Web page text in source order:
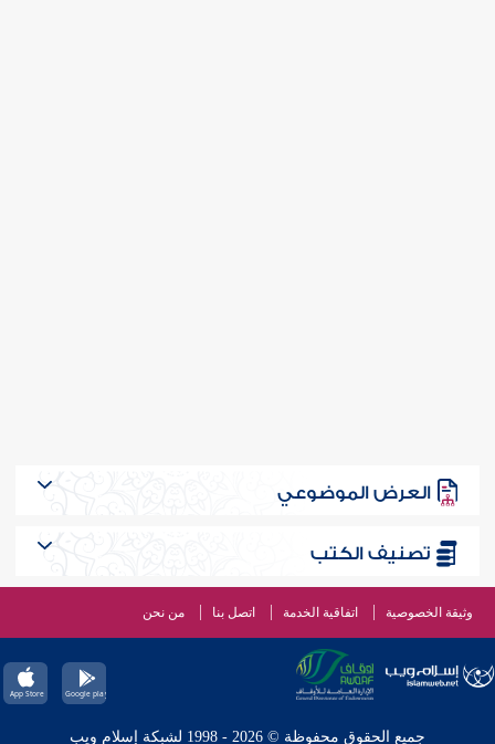
العرض الموضوعي
تصنيف الكتب
وثيقة الخصوصية اتفاقية الخدمة اتصل بنا من نحن
جميع الحقوق محفوظة © 2026 - 1998 لشبكة إسلام ويب